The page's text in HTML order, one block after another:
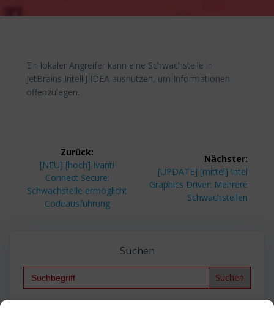
Ein lokaler Angreifer kann eine Schwachstelle in
JetBrains IntelliJ IDEA ausnutzen, um Informationen
offenzulegen.
Beitragsnavigation
Zurück:
Vorheriger
Beitrag:
[NEU] [hoch] Ivanti
Connect Secure:
Schwachstelle ermöglicht
Codeausführung
Nächster:
Nächster
Beitrag:
[UPDATE] [mittel] Intel
Graphics Driver: Mehrere
Schwachstellen
Suchen
Search